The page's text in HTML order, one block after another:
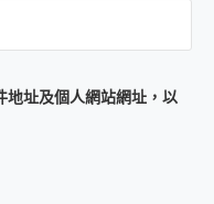
地址及個人網站網址，以